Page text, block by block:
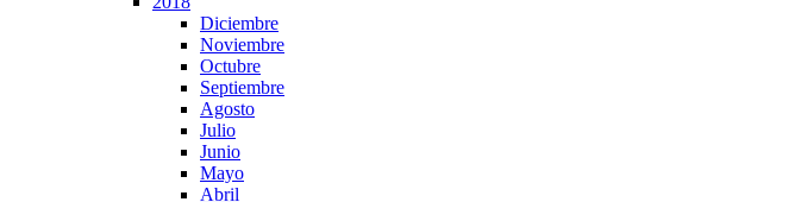
Diciembre
Noviembre
Octubre
Septiembre
Agosto
Julio
Junio
Mayo
Abril